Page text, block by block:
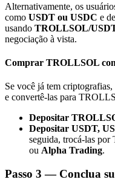
Até 65% de
Indicação
Convide um amigo
BTC Welcome Rewards
Alternativamente, os
como USDT ou USDC e
usando TROLLSOL/
negociação à vista.
Comprar TROLLSOL
Se você já tem
e convertê-las para
Depositar
Depositar USDT,
seguida, trocá-las
ou Alpha Trading.
Passo 3 — Conclua